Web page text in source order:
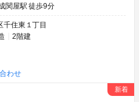
関屋駅 徒歩9分
千住東１丁目
2階建
わせ